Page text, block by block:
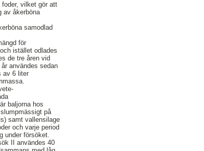
vilket gör att
av åkerböna
samodlad
för
istället odlades
de tre åren vid
användes sedan
av 6 liter
baljorna hos
på
samt vallensilage
och varje period
under försöket.
II användes 40